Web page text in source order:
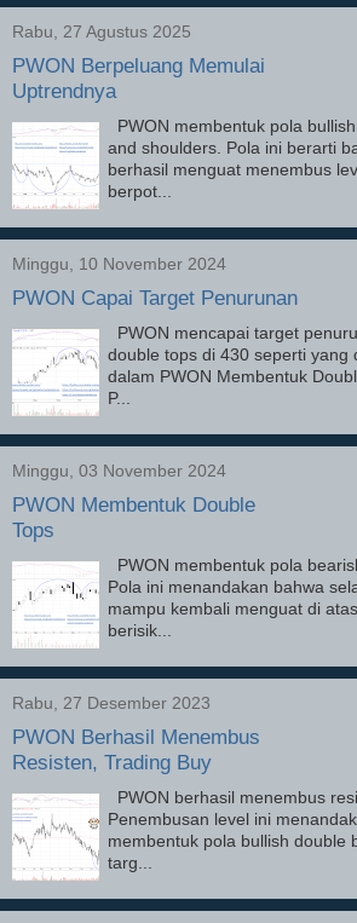
Rabu, 27 Agustus 2025
PWON Berpeluang Memulai
Uptrendnya
PWON membentuk pola
and shoulders. Pola ini berarti
berhasil menguat menembus
berpot...
Minggu, 10 November 2024
PWON Capai Target Penurunan
PWON mencapai target
double tops di 430 seperti yang
dalam PWON Membentuk
P...
Minggu, 03 November 2024
PWON Membentuk Double
Tops
PWON membentuk pola
Pola ini menandakan bahwa
mampu kembali menguat di
berisik...
Rabu, 27 Desember 2023
PWON Berhasil Menembus
Resisten, Trading Buy
PWON berhasil menembus
Penembusan level ini
membentuk pola bullish double
targ...